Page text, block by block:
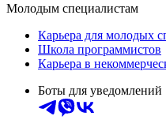
Молодым специалистам
Карьера для молодых
Школа программистов
Карьера в
Боты для уведомлений